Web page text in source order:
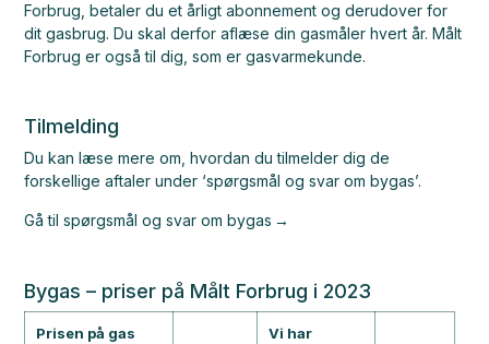
Forbrug, betaler du et årligt abonnement og derudover for
dit gasbrug. Du skal derfor aflæse din gasmåler hvert år. Målt
Forbrug er også til dig, som er gasvarmekunde.
Tilmelding
Du kan læse mere om, hvordan du tilmelder dig de
forskellige aftaler under ‘spørgsmål og svar om bygas’.
Gå til spørgsmål og svar om bygas
Bygas – priser på Målt Forbrug i 2023
Prisen på gas
Vi har